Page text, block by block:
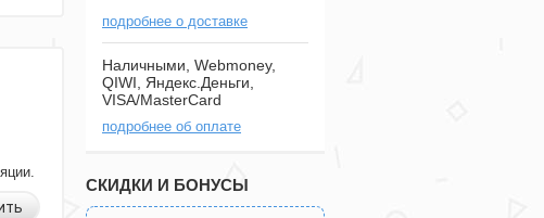
подробнее о доставке
Наличными, Webmoney,
QIWI, Яндекс.Деньги,
VISA/MasterCard
подробнее об оплате
СКИДКИ И БОНУСЫ